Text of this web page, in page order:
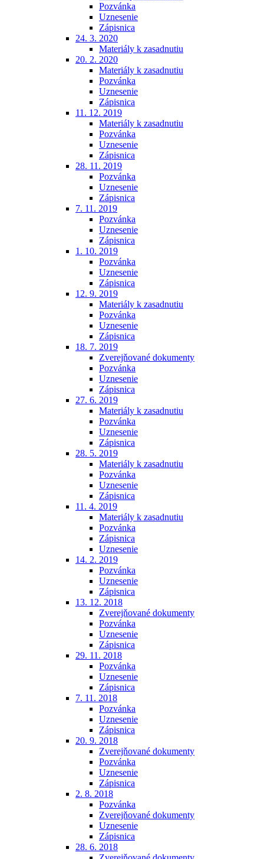
Pozvánka
Uznesenie
Zápisnica
24. 3. 2020
Materiály k zasadnutiu
20. 2. 2020
Materiály k zasadnutiu
Pozvánka
Uznesenie
Zápisnica
11. 12. 2019
Materiály k zasadnutiu
Pozvánka
Uznesenie
Zápisnica
28. 11. 2019
Pozvánka
Uznesenie
Zápisnica
7. 11. 2019
Pozvánka
Uznesenie
Zápisnica
1. 10. 2019
Pozvánka
Uznesenie
Zápisnica
12. 9. 2019
Materiály k zasadnutiu
Pozvánka
Uznesenie
Zápisnica
18. 7. 2019
Zverejňované dokumenty
Pozvánka
Uznesenie
Zápisnica
27. 6. 2019
Materiály k zasadnutiu
Pozvánka
Uznesenie
Zápisnica
28. 5. 2019
Materiály k zasadnutiu
Pozvánka
Uznesenie
Zápisnica
11. 4. 2019
Materiály k zasadnutiu
Pozvánka
Zápisnica
Uznesenie
14. 2. 2019
Pozvánka
Uznesenie
Zápisnica
13. 12. 2018
Zverejňované dokumenty
Pozvánka
Uznesenie
Zápisnica
29. 11. 2018
Pozvánka
Uznesenie
Zápisnica
7. 11. 2018
Pozvánka
Uznesenie
Zápisnica
20. 9. 2018
Zverejňované dokumenty
Pozvánka
Uznesenie
Zápisnica
2. 8. 2018
Pozvánka
Zverejňované dokumenty
Uznesenie
Zápisnica
28. 6. 2018